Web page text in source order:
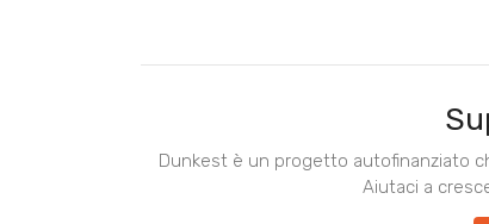
Dunkest è un progetto autofinanziato
Aiutaci a